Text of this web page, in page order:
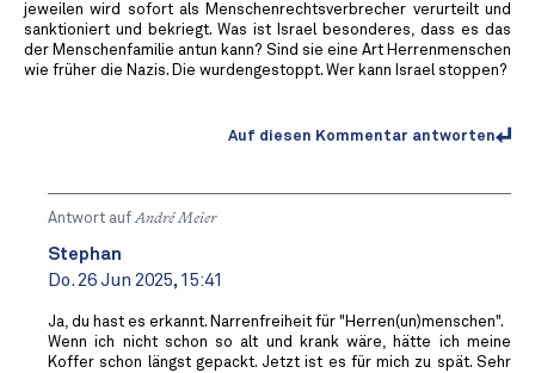
jeweilen wird sofort als Menschenrechtsverbrecher verurteilt und
sanktioniert und bekriegt. Was ist Israel besonderes, dass es das
der Menschenfamilie antun kann? Sind sie eine Art Herrenmenschen
wie früher die Nazis. Die wurdengestoppt. Wer kann Israel stoppen?
Auf diesen Kommentar antworten
Antwort auf André Meier
Stephan
Do. 26 Jun 2025, 15:41
Ja, du hast es erkannt. Narrenfreiheit für "Herren(un)menschen".
Wenn ich nicht schon so alt und krank wäre, hätte ich meine
Koffer schon längst gepackt. Jetzt ist es für mich zu spät. Sehr